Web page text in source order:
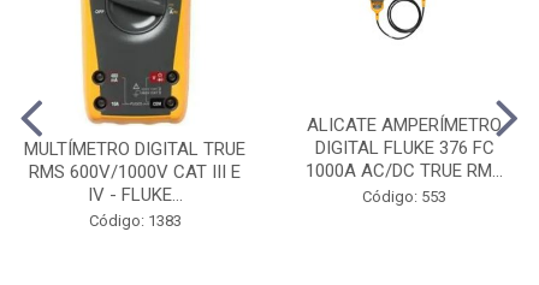
MULTÍMETRO DIGITAL TRUE
RMS 600V/1000V CAT III E
IV - FLUKE...
Código: 1383
ALICATE AMPERÍMETRO
DIGITAL FLUKE 376 FC
1000A AC/DC TRUE RM...
Código: 553